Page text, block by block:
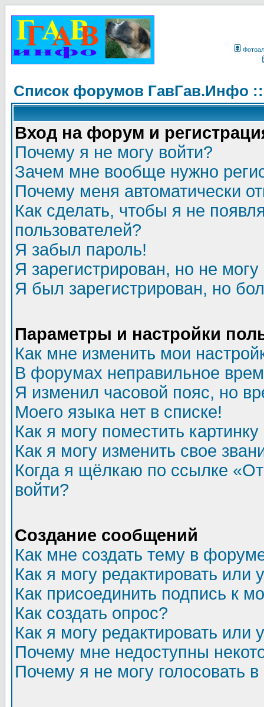
Список форумов ГавГав.Инфо
Вход на форум и
Почему я не могу войти?
Зачем мне вообще нужно
Почему меня автоматически
Как сделать, чтобы я не
пользователей?
Я забыл пароль!
Я зарегистрирован, но не могу
Я был зарегистрирован, но
Параметры и настройки
Как мне изменить мои
В форумах неправильное
Я изменил часовой пояс, но
Моего языка нет в списке!
Как я могу поместить
Как я могу изменить свое
Когда я щёлкаю по ссылке
войти?
Создание сообщений
Как мне создать тему в
Как я могу редактировать или
Как присоединить подпись к
Как создать опрос?
Как я могу редактировать или
Почему мне недоступны
Почему я не могу голосовать